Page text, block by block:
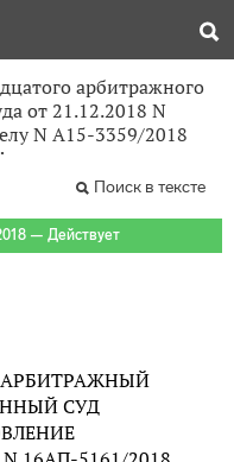
арбитражного
от 21.12.2018 N
N А15-3359/2018
Поиск в тексте
— Действует
СУД